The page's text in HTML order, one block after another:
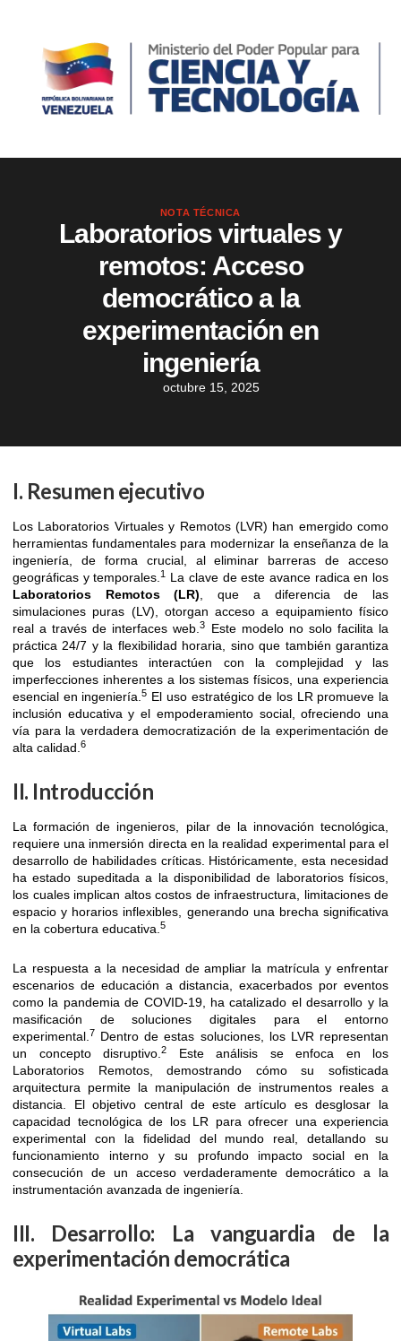
NOTA TÉCNICA
Laboratorios virtuales y
remotos: Acceso
democrático a la
experimentación en
ingeniería
octubre 15, 2025
I. Resumen ejecutivo
Los Laboratorios Virtuales y Remotos (LVR) han emergido como
herramientas fundamentales para modernizar la enseñanza de la
ingeniería, de forma crucial, al eliminar barreras de acceso
geográficas y temporales.1
La clave de este avance radica en los
Laboratorios Remotos (LR), que a diferencia de las
simulaciones puras (LV), otorgan acceso a equipamiento físico
real a través de interfaces web.3
Este modelo no solo facilita la
práctica 24/7 y la flexibilidad horaria, sino que también garantiza
que los estudiantes interactúen con la complejidad y las
imperfecciones inherentes a los sistemas físicos, una experiencia
esencial en ingeniería.5 El uso estratégico de los LR promueve la
inclusión educativa y el empoderamiento social, ofreciendo una
vía para la verdadera democratización de la experimentación de
alta calidad.6
II. Introducción
La formación de ingenieros, pilar de la innovación tecnológica,
requiere una inmersión directa en la realidad experimental para el
desarrollo de habilidades críticas. Históricamente, esta necesidad
ha estado supeditada a la disponibilidad de laboratorios físicos,
los cuales implican altos costos de infraestructura, limitaciones de
espacio y horarios inflexibles, generando una brecha significativa
en la cobertura educativa.5
La respuesta a la necesidad de ampliar la matrícula y enfrentar
escenarios de educación a distancia, exacerbados por eventos
como la pandemia de COVID-19, ha catalizado el desarrollo y la
masificación de soluciones digitales para el entorno
experimental.7 Dentro de estas soluciones, los LVR representan
un concepto disruptivo.2
Este análisis se enfoca en los
Laboratorios Remotos, demostrando cómo su sofisticada
arquitectura permite la manipulación de instrumentos reales a
distancia. El objetivo central de este artículo es desglosar la
capacidad tecnológica de los LR para ofrecer una experiencia
experimental con la fidelidad del mundo real, detallando su
funcionamiento interno y su profundo impacto social en la
consecución de un acceso verdaderamente democrático a la
instrumentación avanzada de ingeniería.
III. Desarrollo: La vanguardia de la
experimentación democrática